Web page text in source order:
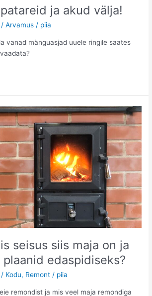
ja akud välja!
/Arvamus / piia
vanad mänguasjad uuele ringile saates
seisus siis maja on ja
edaspidiseks?
/ Kodu, Remont / piia
remondist ja mis veel maja remondiga